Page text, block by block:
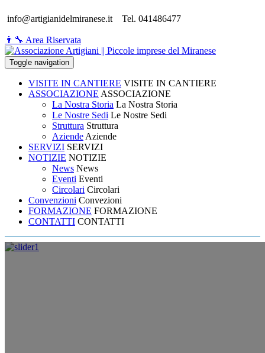
info@artigianidelmiranese.it Tel. 041486477
👨‍🔧 Area Riservata
Toggle navigation
VISITE IN CANTIERE VISITE IN CANTIERE
ASSOCIAZIONE ASSOCIAZIONE
La Nostra Storia La Nostra Storia
Le Nostre Sedi Le Nostre Sedi
Struttura Struttura
Aziende Aziende
SERVIZI SERVIZI
NOTIZIE NOTIZIE
News News
Eventi Eventi
Circolari Circolari
Convenzioni Convezioni
FORMAZIONE FORMAZIONE
CONTATTI CONTATTI